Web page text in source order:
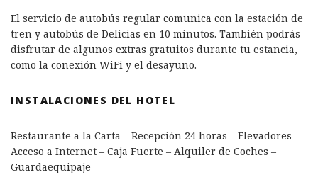
El servicio de autobús regular comunica con la estación de
tren y autobús de Delicias en 10 minutos. También podrás
disfrutar de algunos extras gratuitos durante tu estancia,
como la conexión WiFi y el desayuno.
INSTALACIONES DEL HOTEL
Restaurante a la Carta – Recepción 24 horas – Elevadores –
Acceso a Internet – Caja Fuerte – Alquiler de Coches –
Guardaequipaje